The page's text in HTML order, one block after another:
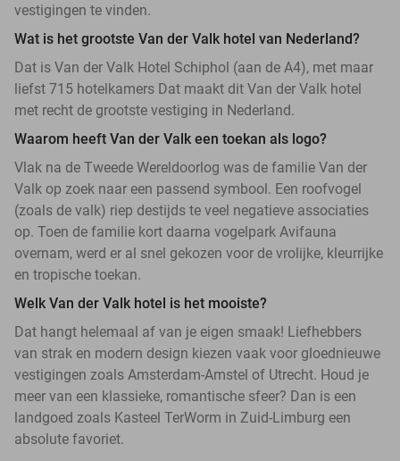
vestigingen te vinden.
Wat is het grootste Van der Valk hotel van Nederland?
Dat is Van der Valk Hotel Schiphol (aan de A4), met maar
liefst 715 hotelkamers Dat maakt dit Van der Valk hotel
met recht de grootste vestiging in Nederland.
Waarom heeft Van der Valk een toekan als logo?
Vlak na de Tweede Wereldoorlog was de familie Van der
Valk op zoek naar een passend symbool. Een roofvogel
(zoals de valk) riep destijds te veel negatieve associaties
op. Toen de familie kort daarna vogelpark Avifauna
overnam, werd er al snel gekozen voor de vrolijke, kleurrijke
en tropische toekan.
Welk Van der Valk hotel is het mooiste?
Dat hangt helemaal af van je eigen smaak! Liefhebbers
van strak en modern design kiezen vaak voor gloednieuwe
vestigingen zoals Amsterdam-Amstel of Utrecht. Houd je
meer van een klassieke, romantische sfeer? Dan is een
landgoed zoals Kasteel TerWorm in Zuid-Limburg een
absolute favoriet.